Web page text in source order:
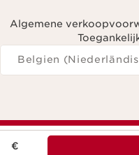
€
Algemene
Navigeren naar
Belgien